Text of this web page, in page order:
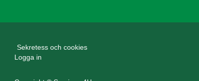
Sekretess och cookies
Logga in